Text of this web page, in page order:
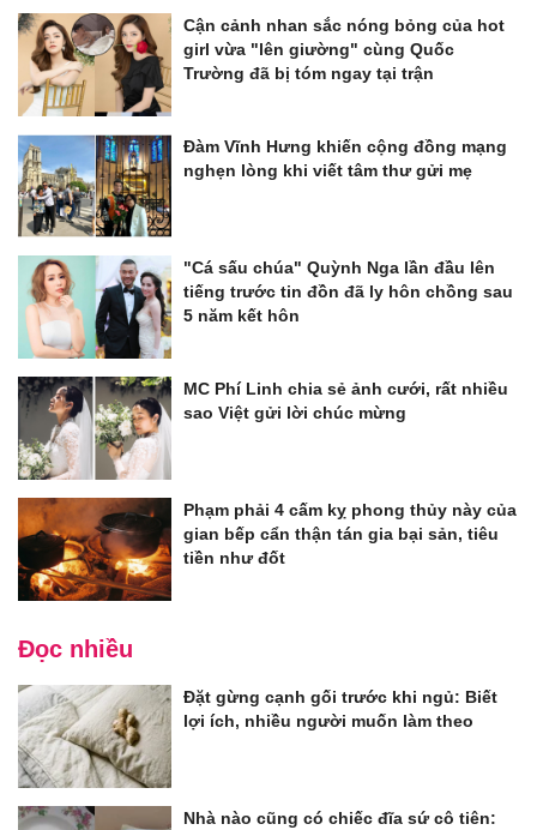
Cận cảnh nhan sắc nóng bỏng của hot
girl vừa "lên giường" cùng Quốc
Trường đã bị tóm ngay tại trận
Đàm Vĩnh Hưng khiến cộng đồng mạng
nghẹn lòng khi viết tâm thư gửi mẹ
"Cá sấu chúa" Quỳnh Nga lần đầu lên
tiếng trước tin đồn đã ly hôn chồng sau
5 năm kết hôn
MC Phí Linh chia sẻ ảnh cưới, rất nhiều
sao Việt gửi lời chúc mừng
Phạm phải 4 cấm kỵ phong thủy này của
gian bếp cẩn thận tán gia bại sản, tiêu
tiền như đốt
Đọc nhiều
Đặt gừng cạnh gối trước khi ngủ: Biết
lợi ích, nhiều người muốn làm theo
Nhà nào cũng có chiếc đĩa sứ cô tiên: